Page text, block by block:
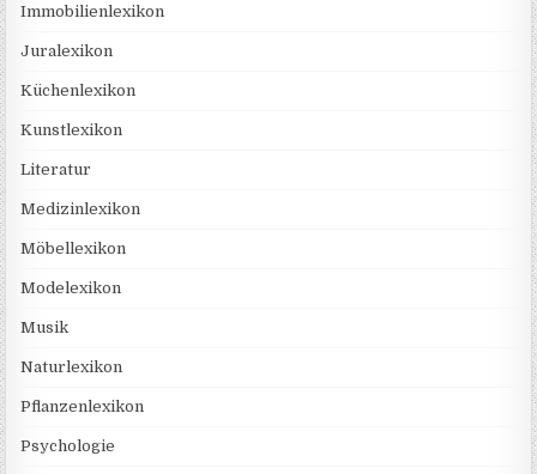
Immobilienlexikon
Juralexikon
Küchenlexikon
Kunstlexikon
Literatur
Medizinlexikon
Möbellexikon
Modelexikon
Musik
Naturlexikon
Pflanzenlexikon
Psychologie